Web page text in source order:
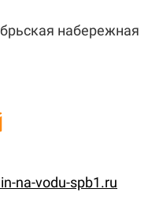
набережная
na-vodu-spb1.ru